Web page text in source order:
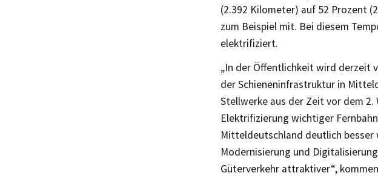
(2.392 Kilometer) auf 52 Prozent
zum Beispiel mit. Bei diesem
elektrifiziert.
„In der Öffentlichkeit wird derzeit
der Schieneninfrastruktur in
Stellwerke aus der Zeit vor dem
Elektrifizierung wichtiger
Mitteldeutschland deutlich besser
Modernisierung und
Güterverkehr attraktiver“,